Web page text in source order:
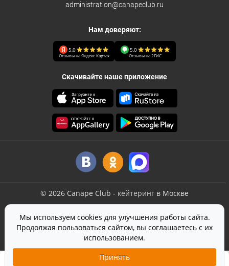
administration@canapeclub.ru
Нам доверяют:
5,0
Отзывы на Яндекс Картах
5,0
Отзывы на 2ГИС
Скачивайте наше приложение
© 2026 Canape Club - кейтеринг в Москве
Политика конфиденциальности
Согласие на обработку персональных данных
На сайте используетсяSmartCaptcha
Мы используем cookies для улучшения работы сайта.
Продолжая пользоваться сайтом, вы соглашаетесь с их
использованием.
Принять